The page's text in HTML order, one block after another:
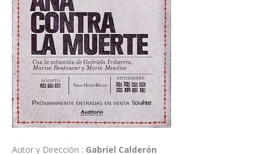
Autor y Dirección : Gabriel Calderón